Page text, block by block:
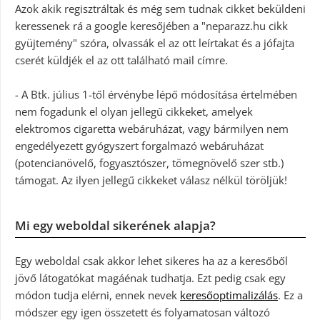
Azok akik regisztráltak és még sem tudnak cikket beküldeni
keressenek rá a google keresőjében a "neparazz.hu cikk
gyüjtemény" szóra, olvassák el az ott leírtakat és a jófajta
cserét küldjék el az ott található mail címre.
- A Btk. július 1-től érvénybe lépő módosítása értelmében
nem fogadunk el olyan jellegű cikkeket, amelyek
elektromos cigaretta webáruházat, vagy bármilyen nem
engedélyezett gyógyszert forgalmazó webáruházat
(potencianövelő, fogyasztószer, tömegnövelő szer stb.)
támogat. Az ilyen jellegű cikkeket válasz nélkül töröljük!
Mi egy weboldal sikerének alapja?
Egy weboldal csak akkor lehet sikeres ha az a keresőből
jövő látogatókat magáénak tudhatja. Ezt pedig csak egy
módon tudja elérni, ennek nevek keresőoptimalizálás. Ez a
módszer egy igen összetett és folyamatosan változó